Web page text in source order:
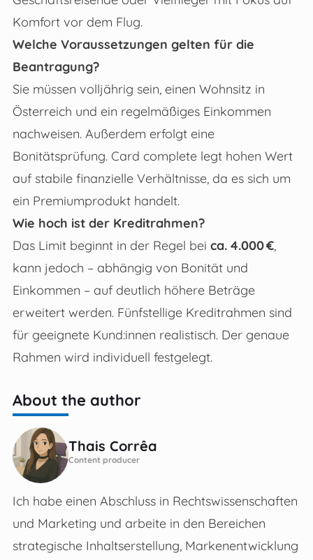
Komfort vor dem Flug.
Welche Voraussetzungen gelten für die
Beantragung?
Sie müssen volljährig sein, einen Wohnsitz in
Österreich und ein regelmäßiges Einkommen
nachweisen. Außerdem erfolgt eine
Bonitätsprüfung. Card complete legt hohen Wert
auf stabile finanzielle Verhältnisse, da es sich um
ein Premiumprodukt handelt.
Wie hoch ist der Kreditrahmen?
Das Limit beginnt in der Regel bei ca. 4.000 €,
kann jedoch – abhängig von Bonität und
Einkommen – auf deutlich höhere Beträge
erweitert werden. Fünfstellige Kreditrahmen sind
für geeignete Kund:innen realistisch. Der genaue
Rahmen wird individuell festgelegt.
About the author
Thais Corrêa
Content producer
Ich habe einen Abschluss in Rechtswissenschaften
und Marketing und arbeite in den Bereichen
strategische Inhaltserstellung, Markenentwicklung